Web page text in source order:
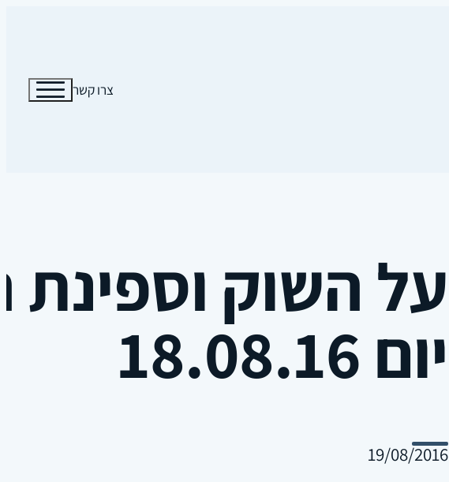
צרו קשר
על השוק
יום 18.08.16
19/08/2016